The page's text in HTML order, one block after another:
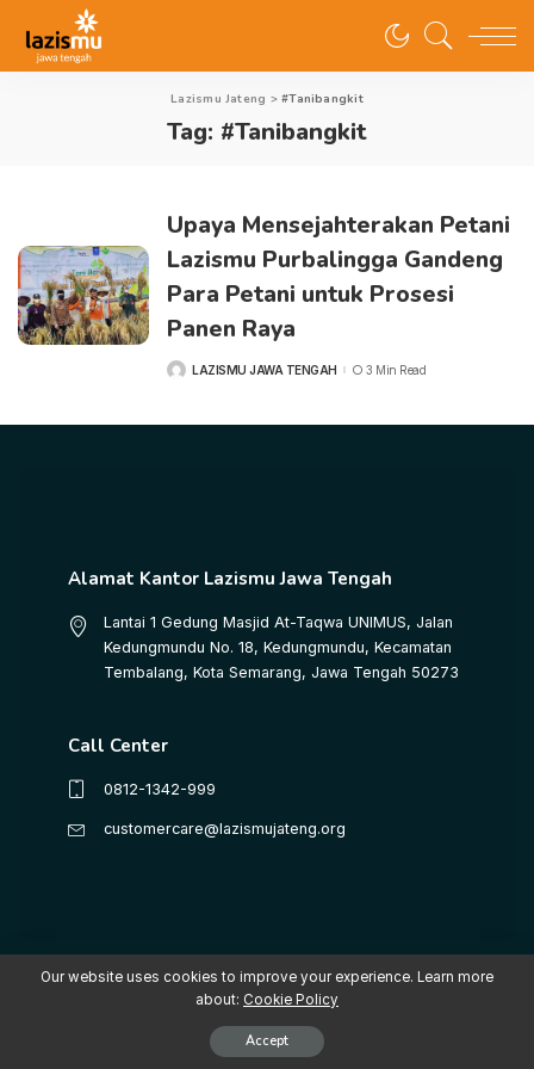
Lazismu Jateng >#Tanibangkit
Tag: #Tanibangkit
Upaya Mensejahterakan Petani
Lazismu Purbalingga Gandeng
Para Petani untuk Prosesi
Panen Raya
LAZISMU JAWA TENGAH 3 Min Read
Alamat Kantor Lazismu Jawa Tengah
Lantai 1 Gedung Masjid At-Taqwa UNIMUS, Jalan
Kedungmundu No. 18, Kedungmundu, Kecamatan
Tembalang, Kota Semarang, Jawa Tengah 50273
Call Center
0812-1342-999
customercare@lazismujateng.org
Copyright © 2025 LAZISMU Pimpinan Wilayah Muhammadiyah Jawa
Tengah
Our website uses cookies to improve your experience. Learn more
about: Cookie Policy
Accept